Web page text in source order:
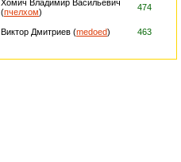
Хомич Владимир Васильевич
(пчелхом) 474
Виктор Дмитриев (medoed) 463